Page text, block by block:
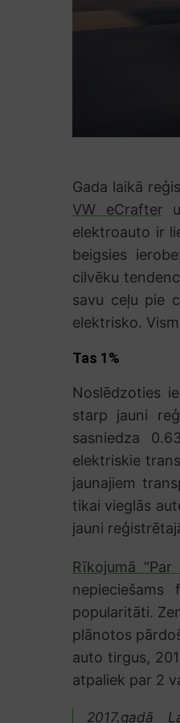
Gada laikā
VW eCrafter
elektroauto ir
beigsies
cilvēku
savu ceļu pie
elektrisko.
Tas 1%
Noslēdzoties
starp jauni
sasniedza
elektriskie
jaunajiem
tikai vieglās
jauni
Rīkojumā
popularitāti.
plānotos
auto tirgus,
atpaliek par 2
2017.gadā